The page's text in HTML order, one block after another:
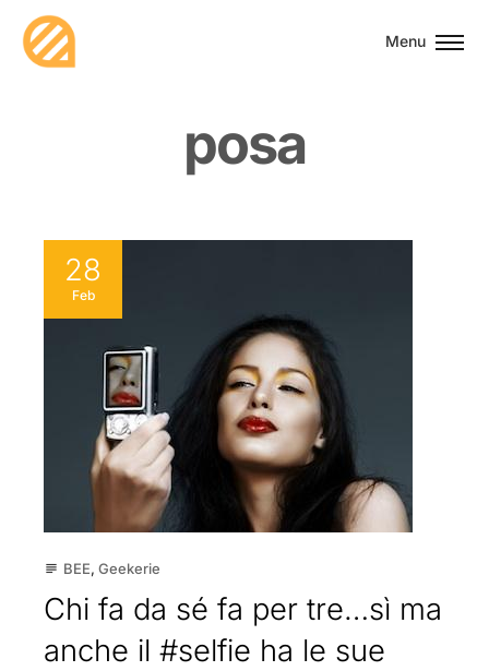
Menu
posa
28
Feb
subject BEE, Geekerie
Chi fa da sé fa per tre…sì ma
anche il #selfie ha le sue